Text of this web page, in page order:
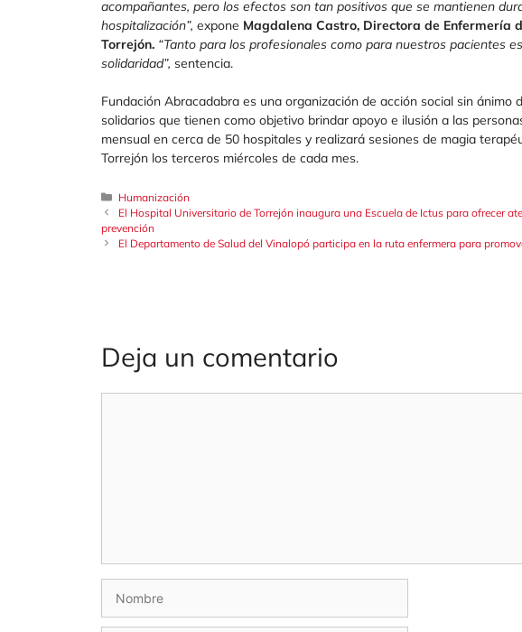
acompañantes, pero los efectos son tan positivos que se mantienen
hospitalización”, expone Magdalena Castro, Directora de Enfermería
Torrejón. “Tanto para los profesionales como para nuestros pacientes
solidaridad”, sentencia.
Fundación Abracadabra es una organización de acción social sin
solidarios que tienen como objetivo brindar apoyo e ilusión a las
mensual en cerca de 50 hospitales y realizará sesiones de magia
Torrejón los terceros miércoles de cada mes.
Categorías
Humanización
El Hospital Universitario de Torrejón inaugura una Escuela de Ictus para ofrecer
prevención
El Departamento de Salud del Vinalopó participa en la ruta enfermera para
Deja un comentario
Nombre